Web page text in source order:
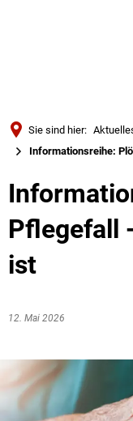
Sie sind hier:
Informationsreihe:
Pflegefall
ist
12. Mai 2026